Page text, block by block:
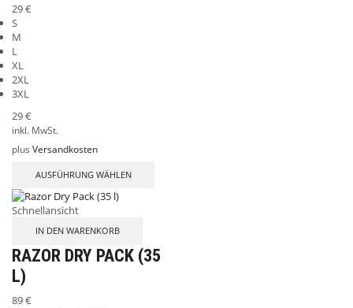
29€
S
M
L
XL
2XL
3XL
29€
inkl. MwSt.
plus Versandkosten
AUSFÜHRUNG WÄHLEN
Schnellansicht
IN DEN WARENKORB
RAZOR DRY PACK (35
L)
89€